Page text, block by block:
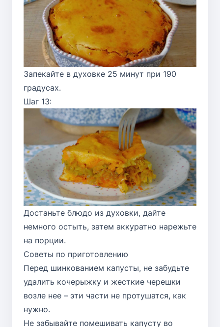
Запекайте в духовке 25 минут при 190
градусах.
Шаг 13:
Достаньте блюдо из духовки, дайте
немного остыть, затем аккуратно нарежьте
на порции.
Советы по приготовлению
Перед шинкованием капусты, не забудьте
удалить кочерыжку и жесткие черешки
возле нее – эти части не протушатся, как
нужно.
Не забывайте помешивать капусту во